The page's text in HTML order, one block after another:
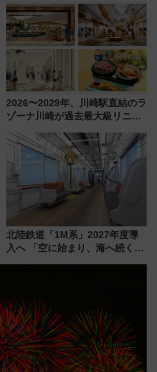
2026〜2029年、川崎駅直結のラ
ゾーナ川崎が過去最大級リニュ
「いつから何が変わるか」徹底
解説！
北陸鉄道「1M系」2027年度導
入へ 「空に始まり、海へ続く」